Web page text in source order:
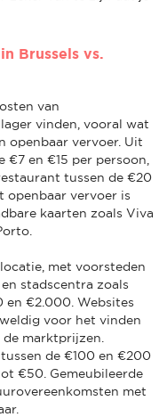
Brussels vs.
van
vinden, vooral wat
openbaar vervoer. Uit
en €15 per persoon,
tussen de €20
openbaar vervoer is
kaarten zoals Viva
met voorsteden
stadscentra zoals
en €2.000. Websites
voor het vinden
marktprijzen.
de €100 en €200
€50. Gemeubileerde
met